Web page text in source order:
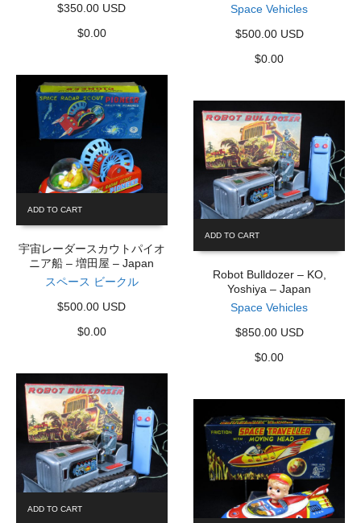
$350.00 USD
$0.00
Space Vehicles
$500.00 USD
$0.00
ADD TO CART
宇宙レーダースカウトパイオ
ニア船 – 増田屋 – Japan
スペース ビークル
$500.00 USD
$0.00
ADD TO CART
Robot Bulldozer – KO,
Yoshiya – Japan
Space Vehicles
$850.00 USD
$0.00
ADD TO CART